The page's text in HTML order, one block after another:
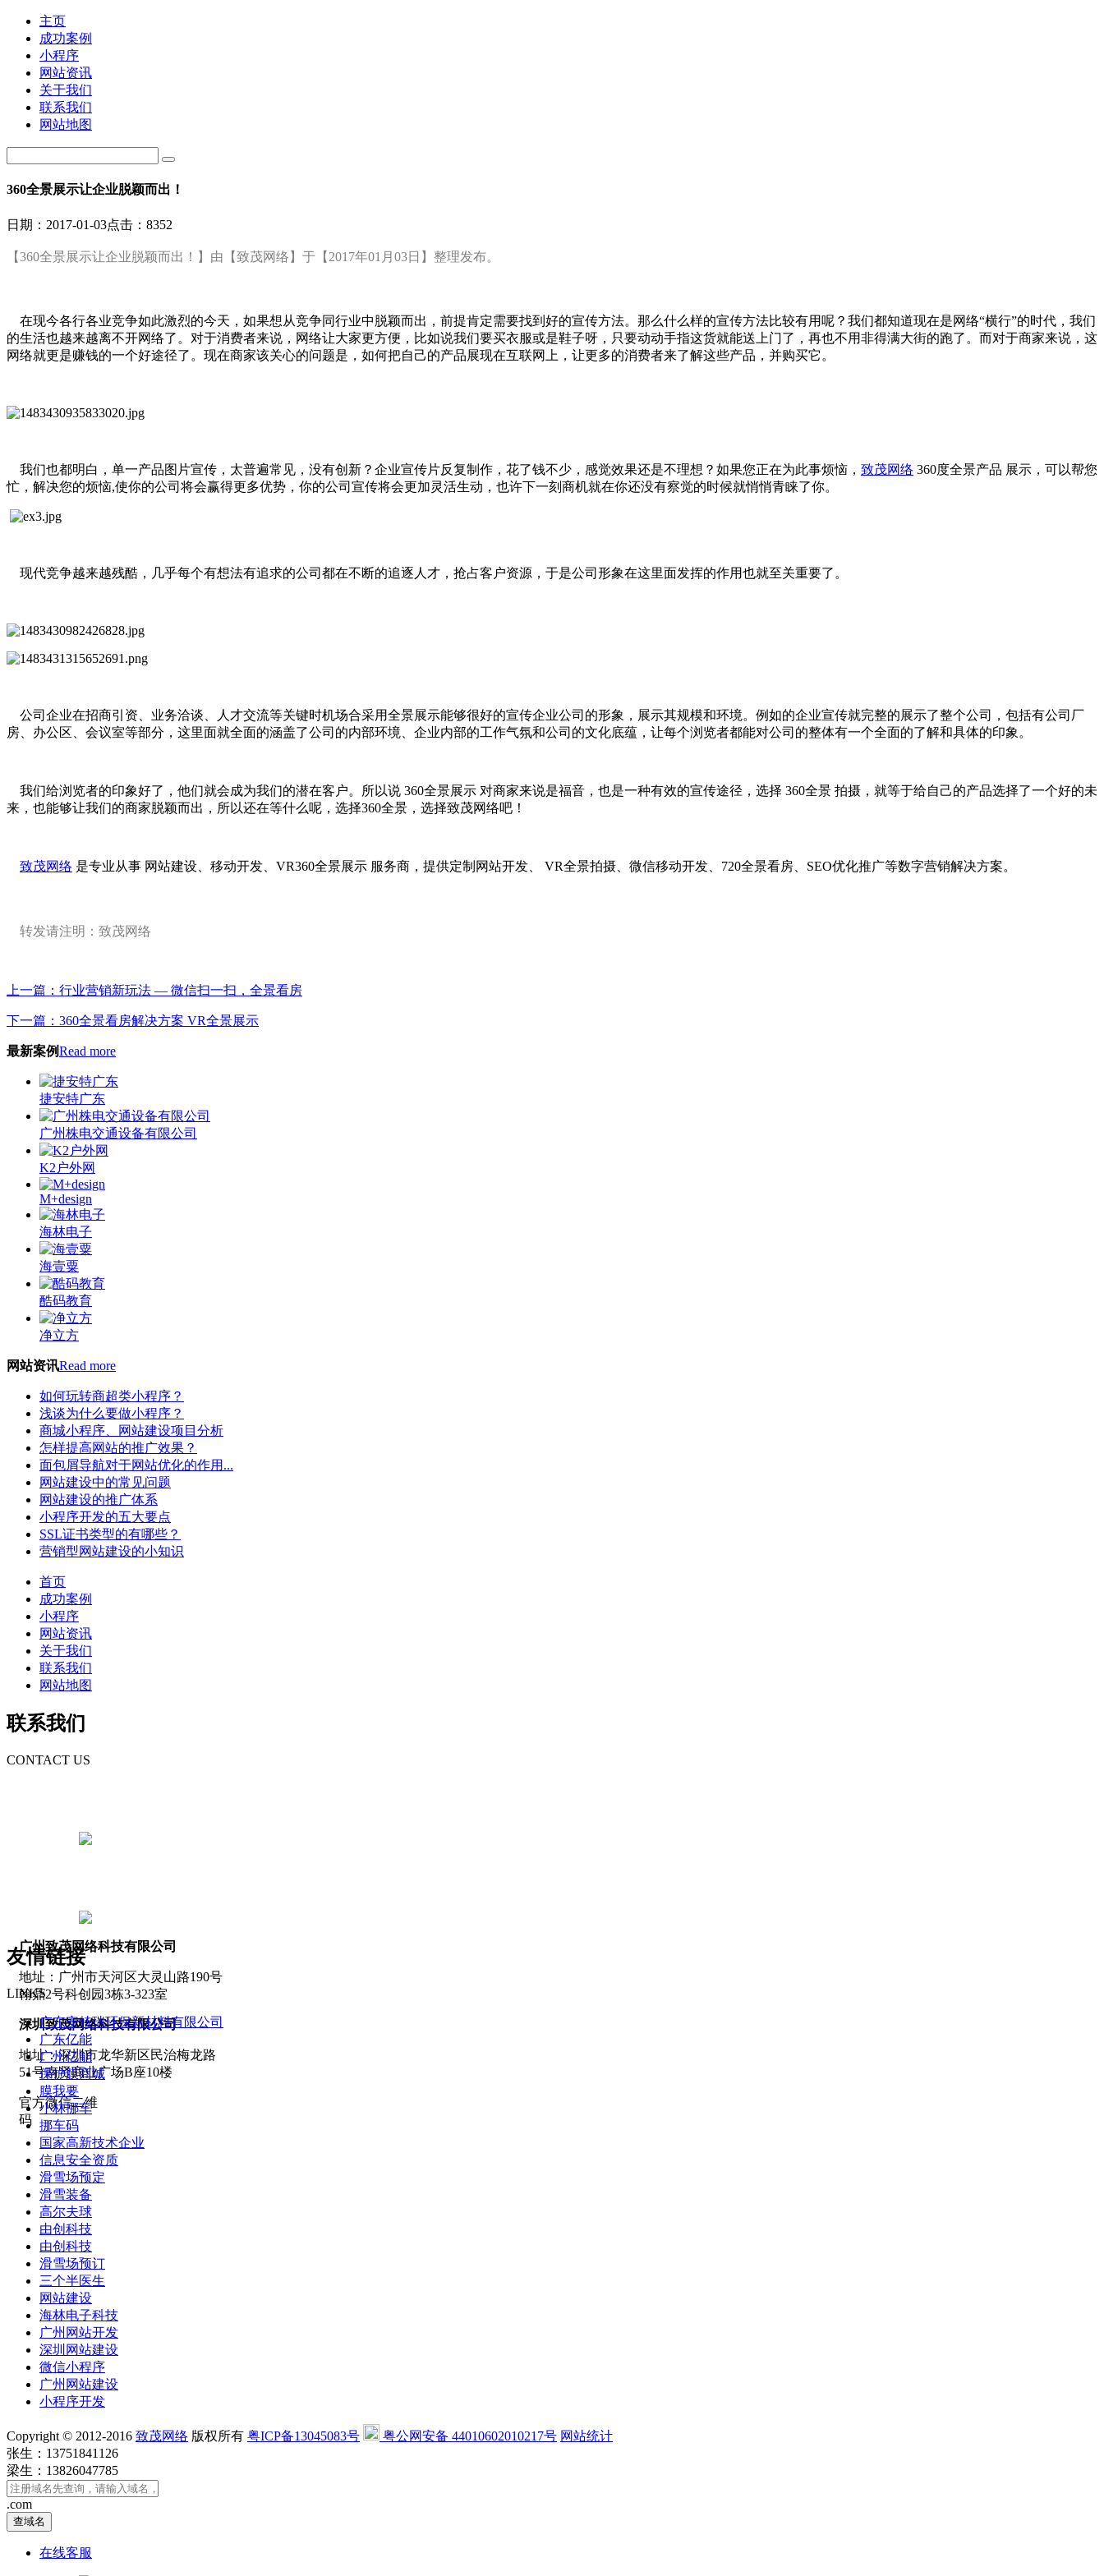
主页
成功案例
小程序
网站资讯
关于我们
联系我们
网站地图
360全景展示让企业脱颖而出！
日期： 2017-01-03点击：8352
【360全景展示让企业脱颖而出！】由【致茂网络】于【2017年01月03日】整理发布。
在现今各行各业竞争如此激烈的今天，如果想从竞争同行业中脱颖而出，前提肯定需要找到好的宣传方法。那么什么样的宣传方法比较有用呢？我们都知道现在是网络“横行”的时代，我们
的生活也越来越离不开网络了。对于消费者来说，网络让大家更方便，比如说我们要买衣服或是鞋子呀，只要动动手指这货就能送上门了，再也不用非得满大街的跑了。而对于商家来说，这
网络就更是赚钱的一个好途径了。现在商家该关心的问题是，如何把自己的产品展现在互联网上，让更多的消费者来了解这些产品，并购买它。
我们也都明白，单一产品图片宣传，太普遍常见，没有创新？企业宣传片反复制作，花了钱不少，感觉效果还是不理想？如果您正在为此事烦恼， 致茂网络 360度全景产品 展示，可以帮您
忙，解决您的烦恼,使你的公司将会赢得更多优势，你的公司宣传将会更加灵活生动，也许下一刻商机就在你还没有察觉的时候就悄悄青睐了你。
现代竞争越来越残酷，几乎每个有想法有追求的公司都在不断的追逐人才，抢占客户资源，于是公司形象在这里面发挥的作用也就至关重要了。
公司企业在招商引资、业务洽谈、人才交流等关键时机场合采用全景展示能够很好的宣传企业公司的形象，展示其规模和环境。例如的企业宣传就完整的展示了整个公司，包括有公司厂
房、办公区、会议室等部分，这里面就全面的涵盖了公司的内部环境、企业内部的工作气氛和公司的文化底蕴，让每个浏览者都能对公司的整体有一个全面的了解和具体的印象。
我们给浏览者的印象好了，他们就会成为我们的潜在客户。所以说 360全景展示 对商家来说是福音，也是一种有效的宣传途径，选择 360全景 拍摄，就等于给自己的产品选择了一个好的未
来，也能够让我们的商家脱颖而出，所以还在等什么呢，选择360全景，选择致茂网络吧！
致茂网络 是专业从事 网站建设、移动开发、VR360全景展示 服务商，提供定制网站开发、 VR全景拍摄、微信移动开发、720全景看房、SEO优化推广等数字营销解决方案。
转发请注明：致茂网络
上一篇：行业营销新玩法 — 微信扫一扫，全景看房
下一篇：360全景看房解决方案 VR全景展示
最新案例Read more
捷安特广东
广州株电交通设备有限公司
K2户外网
M+design
海林电子
海壹粟
酷码教育
净立方
网站资讯Read more
如何玩转商超类小程序？
浅谈为什么要做小程序？
商城小程序、网站建设项目分析
怎样提高网站的推广效果？
面包屑导航对于网站优化的作用...
网站建设中的常见问题
网站建设的推广体系
小程序开发的五大要点
SSL证书类型的有哪些？
营销型网站建设的小知识
首页
成功案例
小程序
网站资讯
关于我们
联系我们
网站地图
联系我们
CONTACT US
广州致茂网络科技有限公司
地址：广州市天河区大灵山路190号
翰鼎2号科创园3栋3-323室
深圳致茂网络科技有限公司
地址：深圳市龙华新区民治梅龙路
51号南贤商业广场B座10楼
官方微信二维
码
友情链接
LINKS
广东安特瑞环保新材料有限公司
广东亿能
广州亿能
保护膜商城
膜我要
小林挪车
挪车码
国家高新技术企业
信息安全资质
滑雪场预定
滑雪装备
高尔夫球
由创科技
由创科技
滑雪场预订
三个半医生
网站建设
海林电子科技
广州网站开发
深圳网站建设
微信小程序
广州网站建设
小程序开发
Copyright © 2012-2016 致茂网络 版权所有 粤ICP备13045083号 粤公网安备 44010602010217号 网站统计
张生：13751841126
梁生：13826047785
.com
在线客服